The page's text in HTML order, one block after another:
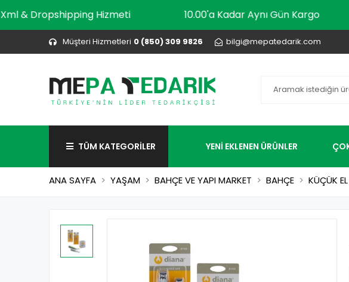
Xml & Dropshipping Hizmeti 10.00'a Kadar Aynı Gün Kargo
Müşteri Hizmetleri 0 (850) 309 9826 bilgi@mepatedarik.com
TÜM KATEGORİLER YENİ EKLENEN ÜRÜNLER
ANA SAYFA YAŞAM BAHÇE VE YAPI MARKET BAHÇE KÜÇÜK